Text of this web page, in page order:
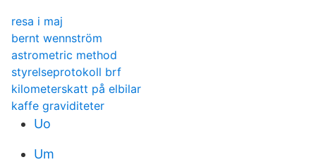
resa i maj
bernt wennström
astrometric method
styrelseprotokoll brf
kilometerskatt på elbilar
kaffe graviditeter
Uo
Um